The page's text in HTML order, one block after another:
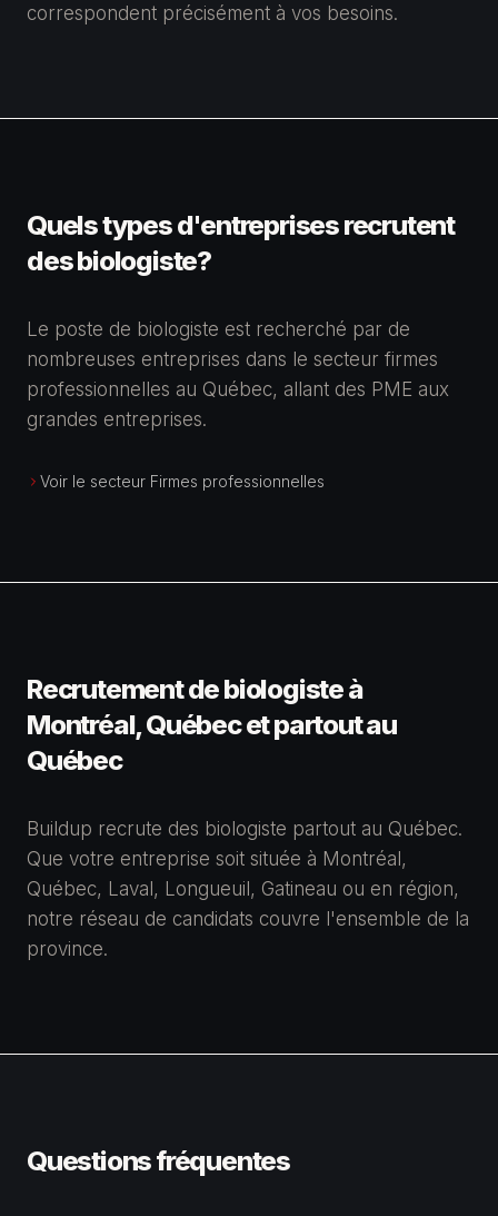
correspondent précisément à vos besoins.
Quels types d'entreprises recrutent
des biologiste?
Le poste de biologiste est recherché par de
nombreuses entreprises dans le secteur firmes
professionnelles au Québec, allant des PME aux
grandes entreprises.
Voir le secteur Firmes professionnelles
Recrutement de biologiste à
Montréal, Québec et partout au
Québec
Buildup recrute des biologiste partout au Québec.
Que votre entreprise soit située à Montréal,
Québec, Laval, Longueuil, Gatineau ou en région,
notre réseau de candidats couvre l'ensemble de la
province.
Questions fréquentes